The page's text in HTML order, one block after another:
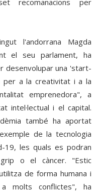
recomanacions per
l'andorrana Magda
el seu parlament, ha
desenvolupar una 'start-
per a la creativitat i a la
emprenedora", a
intel·lectual i el capital.
també ha aportat
de la tecnologia
19, les quals es podran
o el càncer. "Estic
de forma humana i
molts conflictes", ha